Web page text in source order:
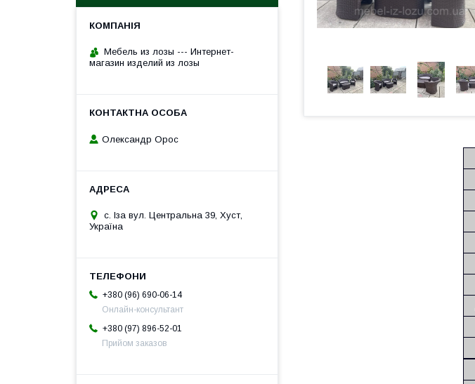
Мебель из лозы --- Интернет-
магазин изделий из лозы
Олександр Орос
с. Іза вул. Центральна 39, Хуст,
Україна
+380 (96) 690-06-14
Онлайн-консультант
+380 (97) 896-52-01
Прийом заказов